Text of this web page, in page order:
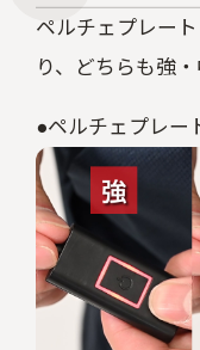
ペルチェプレー
り、どちらも強
●ペルチェプレー